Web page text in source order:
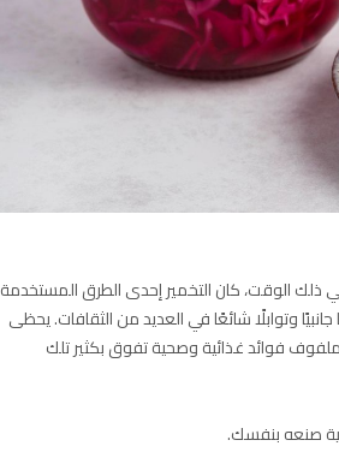
له فوائد صحية جمّة. يعتقد أنه نشأ في الصين منذ أكثر من 2000 عام. في ذلك الوقت، كان التخمير إحدى الطرق المستخدمة
وتوابلًا شائعًا في العديد من الثقافات. يحظى
فوائد غذائية وصحية تفوق بكثير تلك
صنعه بنفسك.